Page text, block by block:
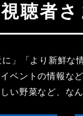
視聴者
」「より新鮮な
ベントの情報な
い野菜など、な